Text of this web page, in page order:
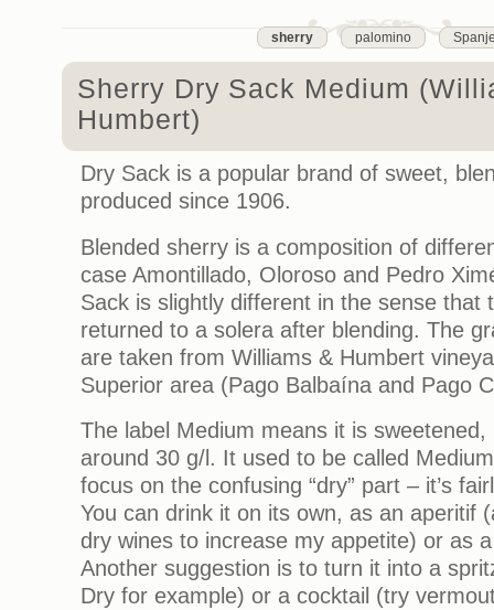
sherry palomino
Sherry Dry Sack Medium
Humbert)
Dry Sack is a popular brand of sweet,
produced since 1906.
Blended sherry is a composition of
case Amontillado, Oloroso and Pedro
Sack is slightly different in the sense that
returned to a solera after blending. The
are taken from Williams & Humbert
Superior area (Pago Balbaína and Pago
The label Medium means it is
around 30 g/l. It used to be called
focus on the confusing “dry” part – it’s
You can drink it on its own, as an aperitif
dry wines to increase my appetite) or as
Another suggestion is to turn it into a
Dry for example) or a cocktail (try